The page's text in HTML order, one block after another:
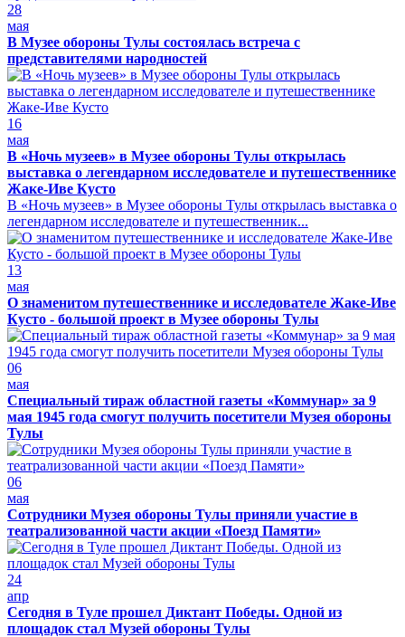
28
мая
В Музее обороны Тулы состоялась встреча с
представителями народностей
16
мая
В «Ночь музеев» в Музее обороны Тулы открылась
выставка о легендарном исследователе и путешественнике
Жаке-Иве Кусто
В «Ночь музеев» в Музее обороны Тулы открылась выставка о
легендарном исследователе и путешественник...
13
мая
О знаменитом путешественнике и исследователе Жаке-Иве
Кусто - большой проект в Музее обороны Тулы
06
мая
Специальный тираж областной газеты «Коммунар» за 9
мая 1945 года смогут получить посетители Музея обороны
Тулы
06
мая
Сотрудники Музея обороны Тулы приняли участие в
театрализованной части акции «Поезд Памяти»
24
апр
Сегодня в Туле прошел Диктант Победы. Одной из
площадок стал Музей обороны Тулы